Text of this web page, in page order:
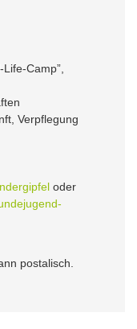
Camp”,
Verpflegung
oder
postalisch.